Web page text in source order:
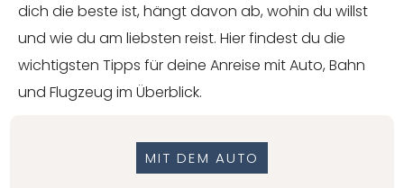
dich die beste ist, hängt davon ab, wohin du willst
und wie du am liebsten reist. Hier findest du die
wichtigsten Tipps für deine Anreise mit Auto, Bahn
und Flugzeug im Überblick.
MIT DEM AUTO